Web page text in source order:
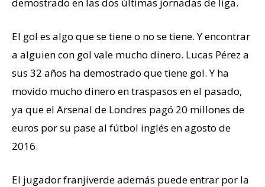
El gol es algo que se tiene o no se tiene. Y encontrar
a alguien con gol vale mucho dinero. Lucas Pérez a
sus 32 años ha demostrado que tiene gol. Y ha
movido mucho dinero en traspasos en el pasado,
ya que el Arsenal de Londres pagó 20 millones de
euros por su pase al fútbol inglés en agosto de
2016.
El jugador franjiverde además puede entrar por la